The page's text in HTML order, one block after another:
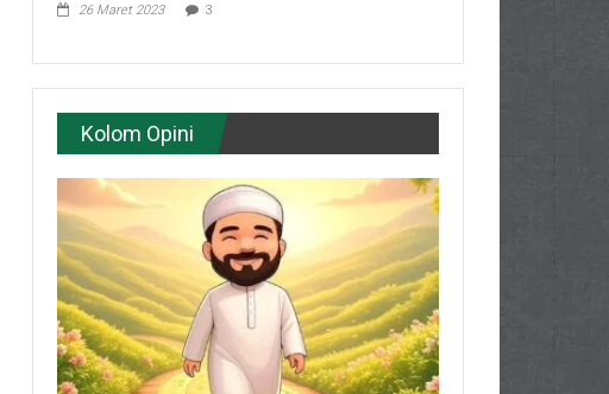
26 Maret 2023 3
Kolom Opini